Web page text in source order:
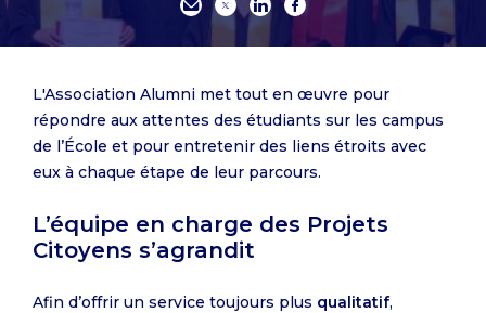
L'Association Alumni met tout en œuvre pour
répondre aux attentes des étudiants sur les campus
de l’École et pour entretenir des liens étroits avec
eux à chaque étape de leur parcours.
L’équipe en charge des Projets
Citoyens s’agrandit
Afin d’offrir un service toujours plus qualitatif,